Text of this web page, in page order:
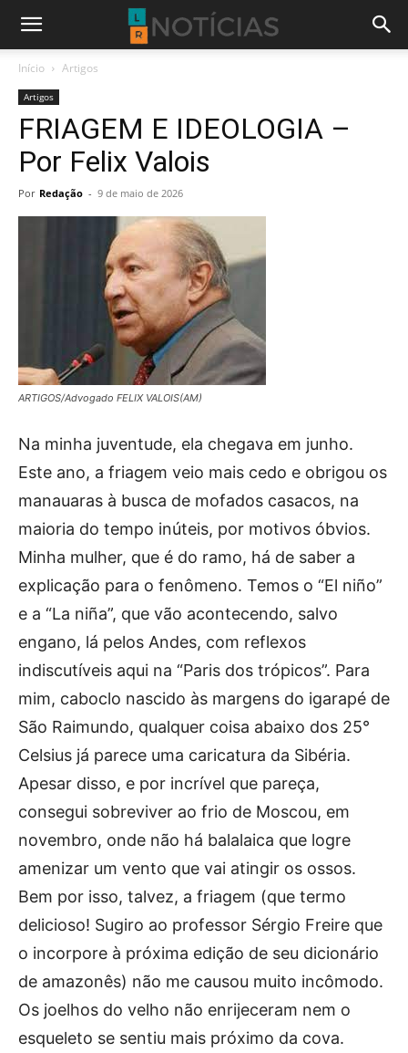
Início Artigos
Artigos
FRIAGEM E IDEOLOGIA –
Por Felix Valois
Por Redação - 9 de maio de 2026
ARTIGOS/Advogado FELIX VALOIS(AM)
Na minha juventude, ela chegava em junho.
Este ano, a friagem veio mais cedo e obrigou os
manauaras à busca de mofados casacos, na
maioria do tempo inúteis, por motivos óbvios.
Minha mulher, que é do ramo, há de saber a
explicação para o fenômeno. Temos o “El niño”
e a “La niña”, que vão acontecendo, salvo
engano, lá pelos Andes, com reflexos
indiscutíveis aqui na “Paris dos trópicos”. Para
mim, caboclo nascido às margens do igarapé de
São Raimundo, qualquer coisa abaixo dos 25°
Celsius já parece uma caricatura da Sibéria.
Apesar disso, e por incrível que pareça,
consegui sobreviver ao frio de Moscou, em
novembro, onde não há balalaica que logre
amenizar um vento que vai atingir os ossos.
Bem por isso, talvez, a friagem (que termo
delicioso! Sugiro ao professor Sérgio Freire que
o incorpore à próxima edição de seu dicionário
de amazonês) não me causou muito incômodo.
Os joelhos do velho não enrijeceram nem o
esqueleto se sentiu mais próximo da cova.